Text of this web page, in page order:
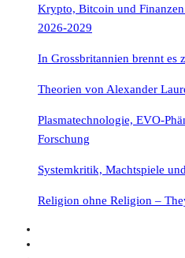
Krypto, Bitcoin und
2026-2029
In Grossbritannien brennt es
Theorien von Alexander
Plasmatechnologie, EVO-
Forschung
Systemkritik, Machtspiele
Religion ohne Religion –